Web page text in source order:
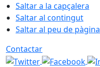
Saltar a la capçalera
Saltar al contingut
Saltar al peu de pàgina
Contactar